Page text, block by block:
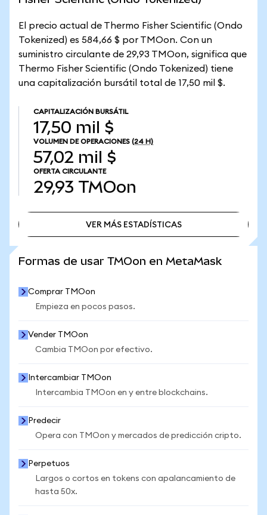
El precio actual de Thermo Fisher Scientific (Ondo
Tokenized) es 584,66 $ por TMOon. Con un
suministro circulante de 29,93 TMOon, significa que
Thermo Fisher Scientific (Ondo Tokenized) tiene
una capitalización bursátil total de 17,50 mil $.
CAPITALIZACIÓN BURSÁTIL
17,50 mil $
VOLUMEN DE OPERACIONES (24 H)
57,02 mil $
OFERTA CIRCULANTE
29,93 TMOon
VER MÁS ESTADÍSTICAS
Formas de usar TMOon en MetaMask
Comprar TMOon
Empieza en pocos pasos.
Vender TMOon
Cambia TMOon por efectivo.
Intercambiar TMOon
Intercambia TMOon en y entre blockchains.
Predecir
Opera con TMOon y mercados de predicción cripto.
Perpetuos
Largos o cortos en tokens con apalancamiento de
hasta 50x.